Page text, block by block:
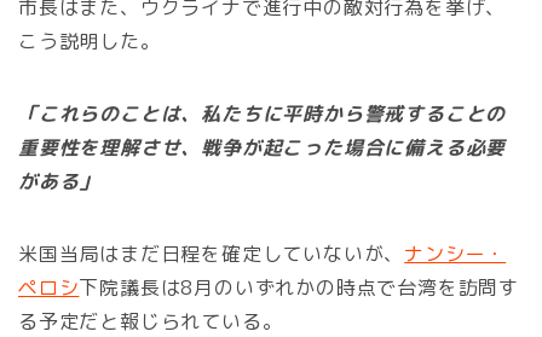
市長はまた、ウクライナで進行中の敵対行為を挙げ、
こう説明した。
「これらのことは、私たちに平時から警戒することの
重要性を理解させ、戦争が起こった場合に備える必要
がある」
米国当局はまだ日程を確定していないが、 ナンシー・
ペロシ下院議長は8月のいずれかの時点で台湾を訪問す
る予定だと報じられている。